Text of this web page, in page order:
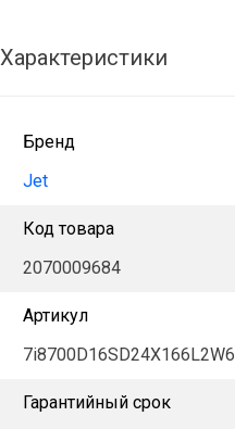
Характеристики
Бренд
Jet
Код товара
2070009684
Артикул
7i8700D16SD24X166L2W6
Гарантийный срок